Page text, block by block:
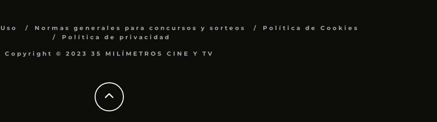
Normas generales para concursos y sorteos
Política de Cookies
Política de privacidad
Copyright © 2023 35 MILÍMETROS CINE Y TV